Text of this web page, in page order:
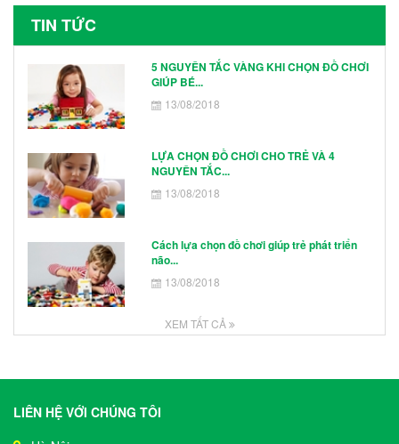
TIN TỨC
5 NGUYÊN TẮC VÀNG KHI CHỌN ĐỒ CHƠI
GIÚP BÉ...
13/08/2018
LỰA CHỌN ĐỒ CHƠI CHO TRẺ VÀ 4
NGUYÊN TẮC...
13/08/2018
Cách lựa chọn đồ chơi giúp trẻ phát triển
não...
13/08/2018
XEM TẤT CẢ
LIÊN HỆ VỚI CHÚNG TÔI